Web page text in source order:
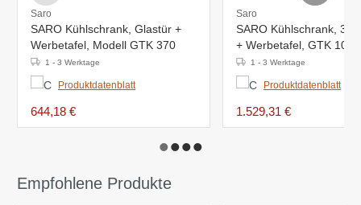
Saro
SARO Kühlschrank, Glastür +
Werbetafel, Modell GTK 370
1 - 3 Werktage
Produktdatenblatt
644,18 €
Saro
SARO Kühlschrank, 3
+ Werbetafel, GTK 1065
1 - 3 Werktage
Produktdatenblatt
1.529,31 €
Empfohlene Produkte